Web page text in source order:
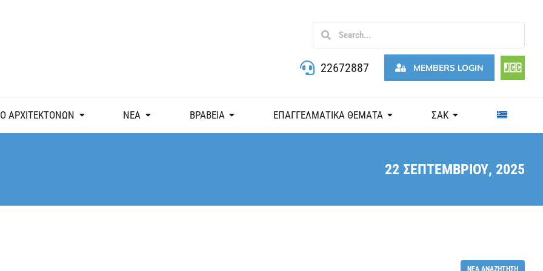
22672887 MEMBERS LOGIN
ΑΡΧΙΤΕΚΤΟΝΩΝ ΝΕΑ ΒΡΑΒΕΙΑ ΕΠΑΓΓΕΛΜΑΤΙΚΑ ΘΕΜΑΤΑ ΣΑΚ
22 ΣΕΠΤΕΜΒΡΊΟΥ, 2025
ΝΈΑ ΑΝΑΖΉΤΗΣΗ